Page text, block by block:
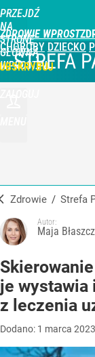
PRZEJDŹ
NA
STRONĘ
GŁÓWNĄ
WPROST.PL
ZDROWIE WPROST
CHOROBY DZIECKO
STREFA
Zdrowie / Strefa
Autor:
Maja
je wystawia
z leczenia
Dodano: 1 marca 2023